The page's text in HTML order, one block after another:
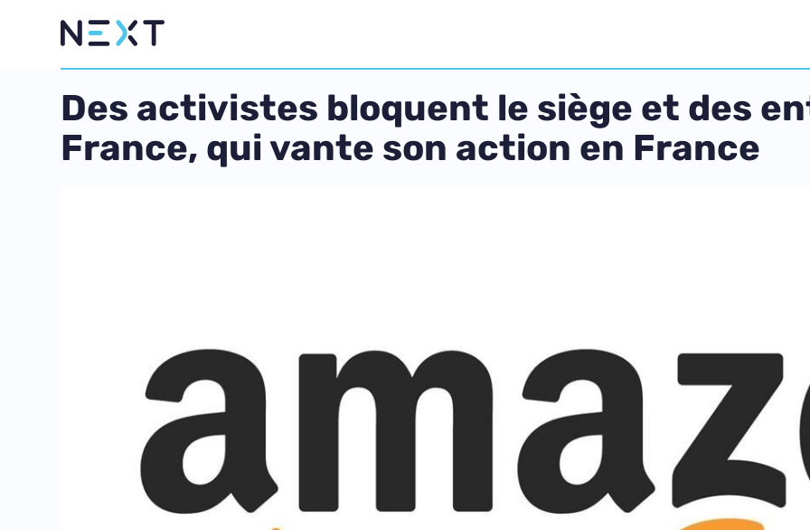
Des activistes bloquent le siège et des
France, qui vante son action en France